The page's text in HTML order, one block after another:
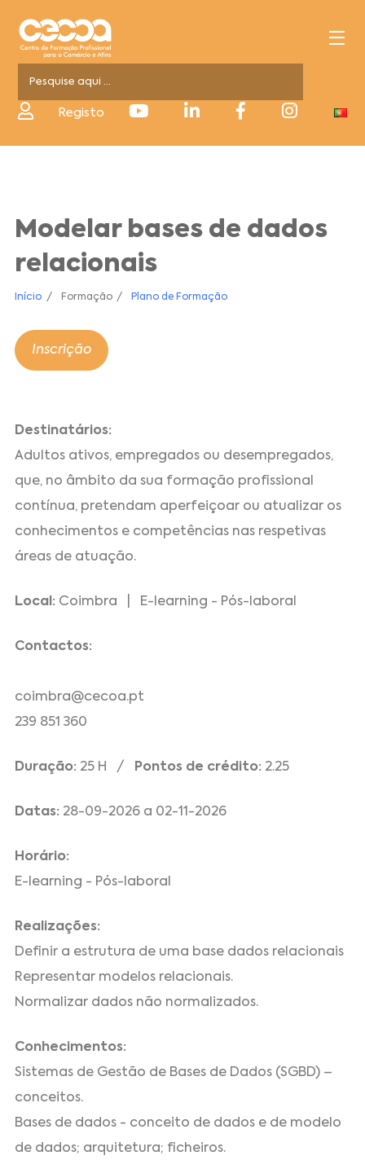
Registo
Modelar bases de dados
relacionais
Início Formação Plano de Formação
Inscrição
Destinatários:
Adultos ativos, empregados ou desempregados,
que, no âmbito da sua formação profissional
contínua, pretendam aperfeiçoar ou atualizar os
conhecimentos e competências nas respetivas
áreas de atuação.
Local: Coimbra | E-learning - Pós-laboral
Contactos:
coimbra@cecoa.pt
239 851 360
Duração: 25 H / Pontos de crédito: 2.25
Datas: 28-09-2026 a 02-11-2026
Horário:
E-learning - Pós-laboral
Realizações:
Definir a estrutura de uma base dados relacionais
Representar modelos relacionais.
Normalizar dados não normalizados.
Conhecimentos:
Sistemas de Gestão de Bases de Dados (SGBD) –
conceitos.
Bases de dados - conceito de dados e de modelo
de dados; arquitetura; ficheiros.